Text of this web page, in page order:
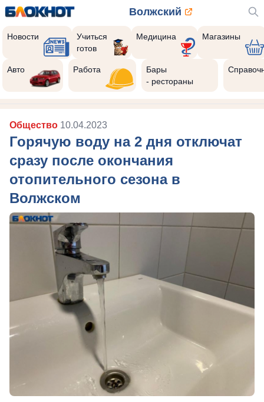
Волжский
Новости
Учиться
готов
Медицина Магазины
Авто Работа
Бары
- рестораны
Общество 10.04.2023
Горячую воду на 2 дня отключат
сразу после окончания
отопительного сезона в
Волжском